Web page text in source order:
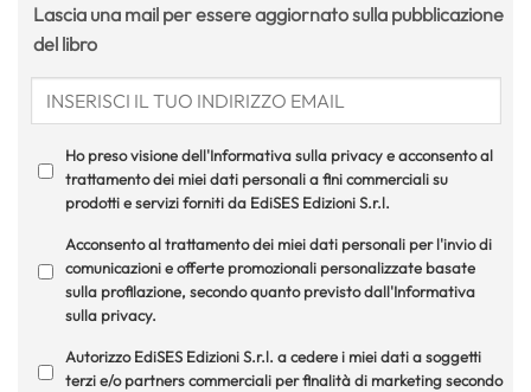
Lascia una mail per essere aggiornato sulla pubblicazione
del libro
Ho preso visione dell'Informativa sulla privacy e acconsento al
trattamento dei miei dati personali a fini commerciali su
prodotti e servizi forniti da EdiSES Edizioni S.r.l.
Acconsento al trattamento dei miei dati personali per l'invio di
comunicazioni e offerte promozionali personalizzate basate
sulla profilazione, secondo quanto previsto dall'Informativa
sulla privacy.
Autorizzo EdiSES Edizioni S.r.l. a cedere i miei dati a soggetti
terzi e/o partners commerciali per finalità di marketing secondo